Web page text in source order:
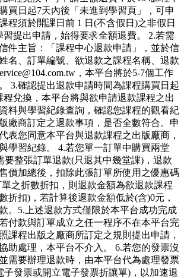
買日起7天內後「未進到學習頁」，可申
程須於開課日前 1 日(不含假日)之非假日
習提出申請，始得要求全額退費。 2.若需
件主旨：「課程中心退款申請」，並於信
名、訂單編號、欲退款之課程名稱、退款
，本平台將於5-7個工作
3.確認提出退款申請時間為課程購買日起
程兌換，本平台將與欲申請退款課程之出
料與學習紀錄查詢，確認您課程的觀看紀
廠商訂定之退款事項，是否全數符合。申
表您同意本平台與退款課程之出版廠商，
學習紀錄。 4.若您單一訂單中購買兩堂
要整張訂單退款(只退其中幾堂課)，退款
價加總後，扣除此張訂單所使用之優惠碼
之折數折扣，則退款金額為欲退款課程
折扣)，若計算後退款金額低於(含)0元，
。5.上述退款方式僅限於本平台成功完成
付款與訂單成立之任一程序不在本平台完
課程出版之廠商所訂定之規則提出申請，
助處理，本平台不介入。 6.若您的發票沒
需要辦理退款時，由本平台代為處理發票
子發票或開立電子發票折讓單)，以加速退